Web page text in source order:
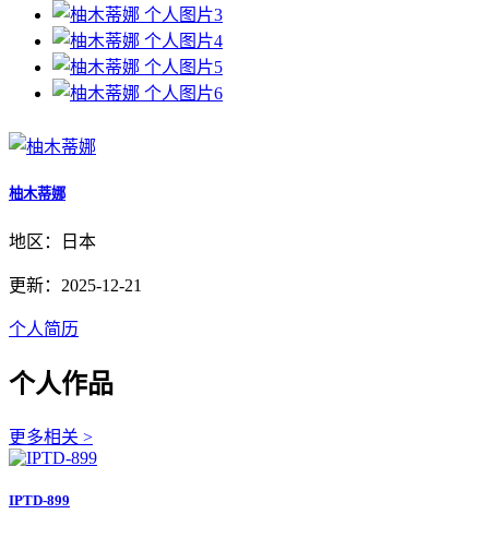
柚木蒂娜
地区：日本
更新：2025-12-21
个人简历
个人作品
更多相关 >
IPTD-899